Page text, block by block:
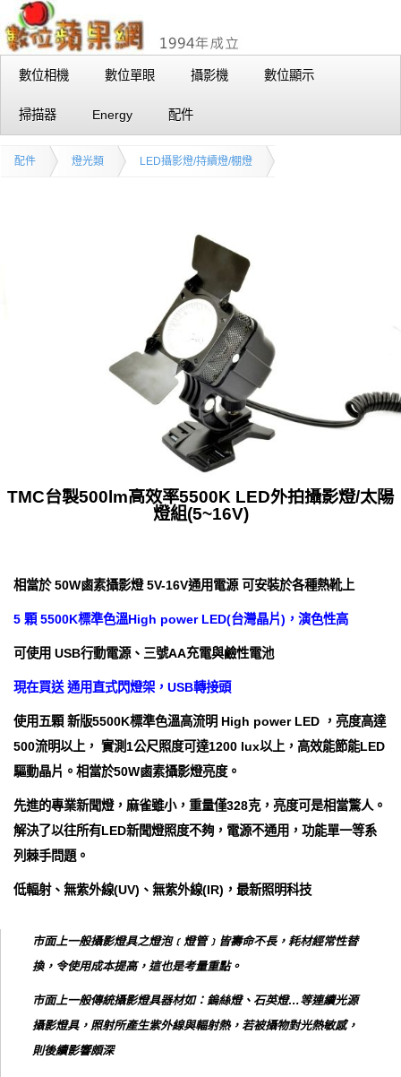
數位相機 數位單眼 攝影機 數位顯示
掃描器 Energy 配件
配件 燈光類 LED攝影燈/持續燈/棚燈
TMC台製500lm高效率5500K LED外拍攝影燈/太陽
燈組(5~16V)
相當於 50W鹵素攝影燈 5V-16V通用電源 可安裝於各種熱靴上
5 顆 5500K標準色溫High power LED(台灣晶片)，演色性高
可使用 USB行動電源、三號AA充電與鹼性電池
現在買送 通用直式閃燈架，USB轉接頭
使用五顆 新版5500K標準色溫高流明 High power LED ，亮度高達
500流明以上， 實測1公尺照度可達1200 lux以上，高效能節能LED
驅動晶片。相當於50W鹵素攝影燈亮度。
先進的專業新聞燈，麻雀雖小，重量僅328克，亮度可是相當驚人。
解決了以往所有LED新聞燈照度不夠，電源不通用，功能單一等系
列棘手問題。
低輻射、無紫外線(UV)、無紫外線(IR)，最新照明科技
市面上一般攝影燈具之燈泡﹝燈管﹞皆壽命不長，耗材經常性替
換，令使用成本提高，這也是考量重點。
市面上一般傳統攝影燈具器材如：鎢絲燈、石英燈…等連續光源
攝影燈具，照射所產生紫外線與輻射熱，若被攝物對光熱敏感，
則後續影響頗深